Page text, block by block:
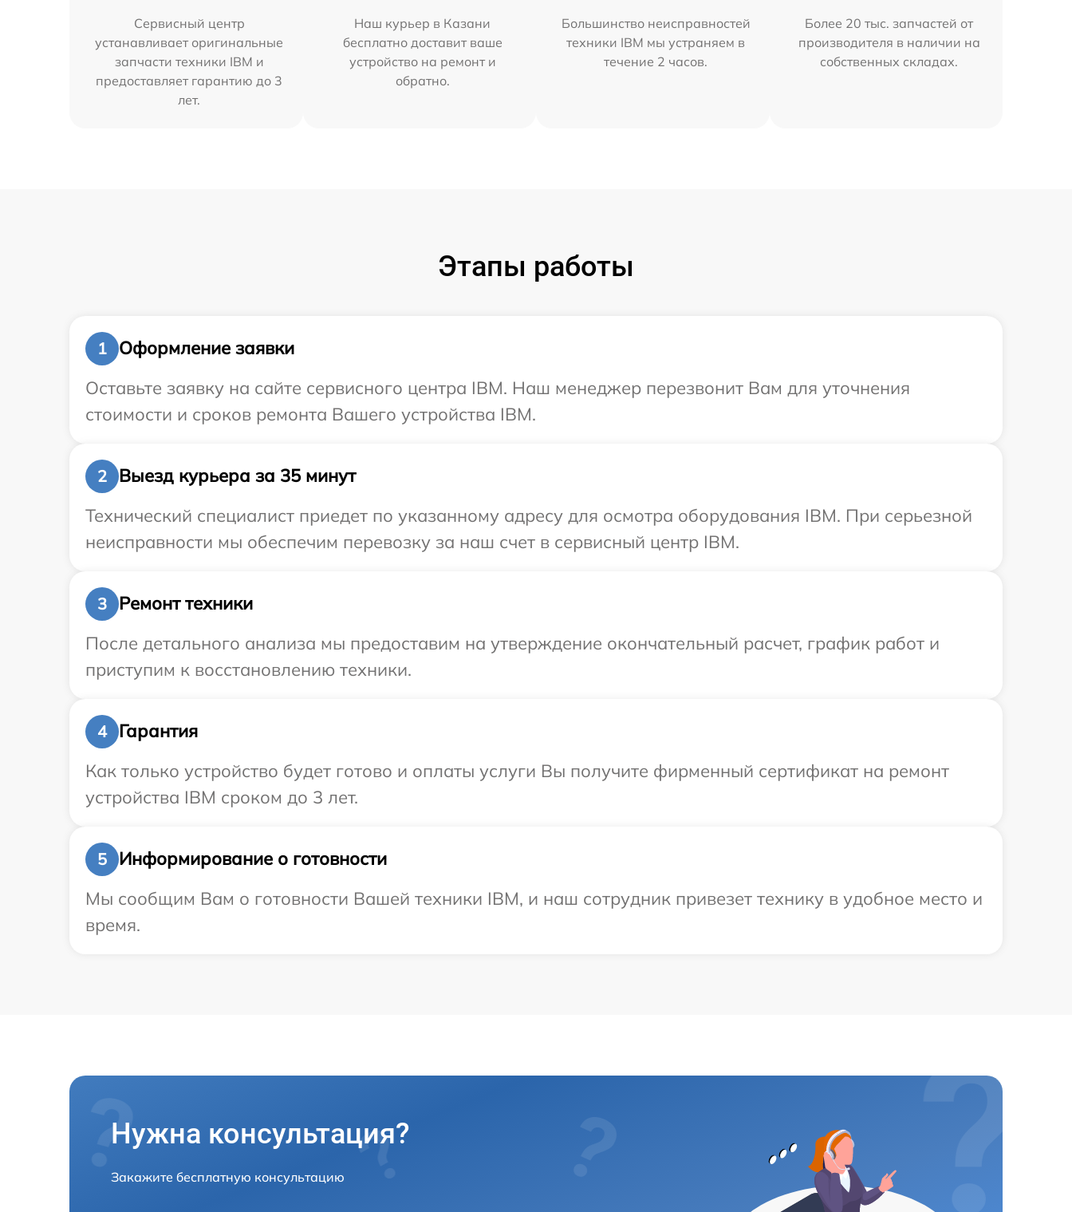
Сервисный центр
устанавливает оригинальные
запчасти техники IBM и
предоставляет гарантию до 3
лет.
Наш курьер в Казани
бесплатно доставит ваше
устройство на ремонт и
обратно.
Большинство неисправностей
техники IBM мы устраняем в
течение 2 часов.
Более 20 тыс. запчастей от
производителя в наличии на
собственных складах.
Этапы работы
1
Оформление заявки
Оставьте заявку на сайте сервисного центра IBM. Наш менеджер перезвонит Вам для уточнения
стоимости и сроков ремонта Вашего устройства IBM.
2
Выезд курьера за 35 минут
Технический специалист приедет по указанному адресу для осмотра оборудования IBM. При серьезной
неисправности мы обеспечим перевозку за наш счет в сервисный центр IBM.
3
Ремонт техники
После детального анализа мы предоставим на утверждение окончательный расчет, график работ и
приступим к восстановлению техники.
4
Гарантия
Как только устройство будет готово и оплаты услуги Вы получите фирменный сертификат на ремонт
устройства IBM сроком до 3 лет.
5
Информирование о готовности
Мы сообщим Вам о готовности Вашей техники IBM, и наш сотрудник привезет технику в удобное место и
время.
Нужна консультация?
Закажите бесплатную консультацию